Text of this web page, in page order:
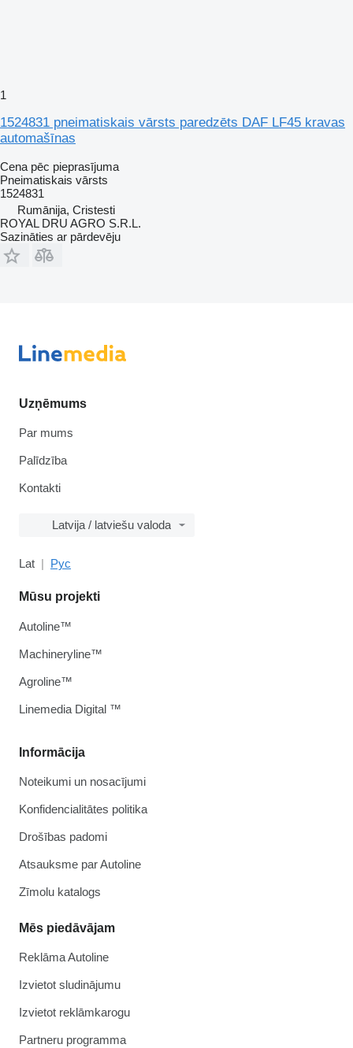
1
1524831 pneimatiskais vārsts paredzēts DAF LF45 kravas
automašīnas
Cena pēc pieprasījuma
Pneimatiskais vārsts
1524831
Rumānija, Cristesti
ROYAL DRU AGRO S.R.L.
Sazināties ar pārdevēju
Uzņēmums
Par mums
Palīdzība
Kontakti
Latvija / latviešu valoda
Lat Рус
Informācija
Noteikumi un nosacījumi
Konfidencialitātes politika
Drošības padomi
Atsauksme par Autoline
Zīmolu katalogs
Mēs piedāvājam
Reklāma Autoline
Izvietot sludinājumu
Izvietot reklāmkarogu
Partneru programma
Mūsu projekti
Autoline™
Machineryline™
Agroline™
Linemedia Digital ™